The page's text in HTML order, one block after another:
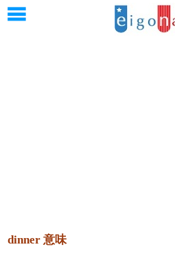
dinner 意味